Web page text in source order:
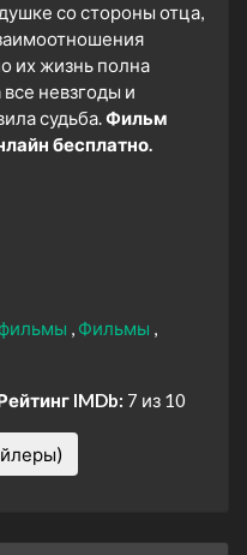
со стороны отца,
их жизнь полна
невзгоды и
судьба.Фильм
бесплатно.
Фильмы
IMDb: 7 из 10